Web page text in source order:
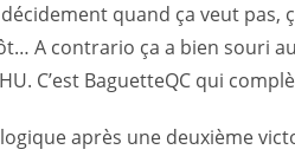
quand ça veut pas,
A contrario ça a bien souri
C’est BaguetteQC qui
après une deuxième